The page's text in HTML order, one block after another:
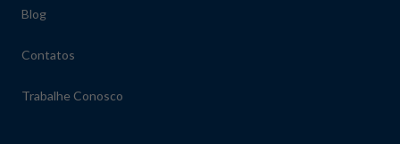
Blog
Contatos
Trabalhe Conosco